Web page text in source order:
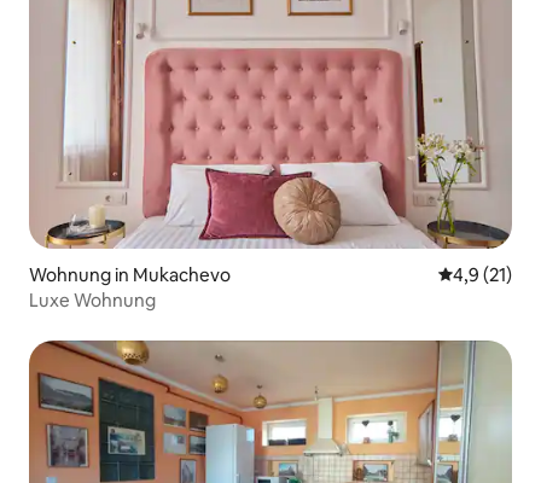
Wohnung in Mukachevo
4,9 (21)
Luxe Wohnung